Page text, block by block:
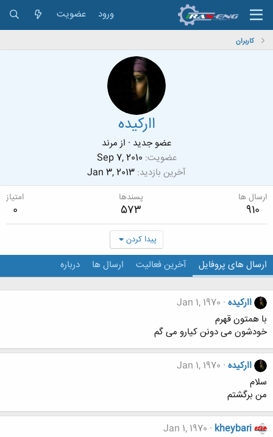
ورود عضویت
کاربران
اارکیده
عضو جدید · از مرند
عضویت Sep 7, 2010
آخرین بازدید Jan 3, 2013
ارسال ها
910
پسندها
573
امتیاز
0
پیدا کردن
ارسال های پروفایل آخرین فعالیت ارسال ها درباره
اارکیده Jan 1, 1970
با همتون قهرم
خودشون می دونن کیارو می گم
اارکیده Jan 1, 1970
سلام
من برگشتم
kheybari
Jan 1, 1970